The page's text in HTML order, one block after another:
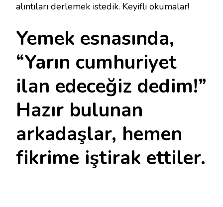
alıntıları derlemek istedik. Keyifli okumalar!
Yemek esnasında,
“Yarın cumhuriyet
ilan edeceğiz dedim!”
Hazır bulunan
arkadaşlar, hemen
fikrime iştirak ettiler.